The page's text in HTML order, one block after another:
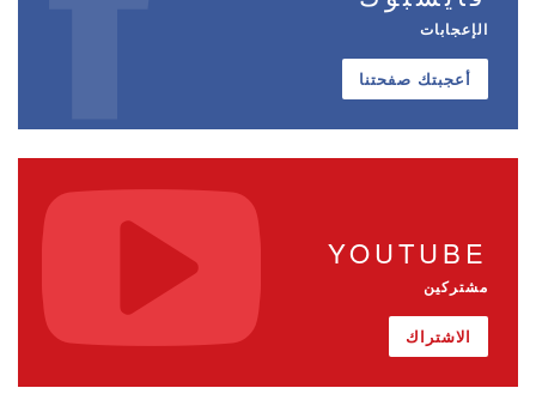
الإعجابات
أعجبتك صفحتنا
YOUTUBE
مشتركين
الاشتراك